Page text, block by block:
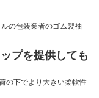
プを提供しても
の下でより大きい柔軟性